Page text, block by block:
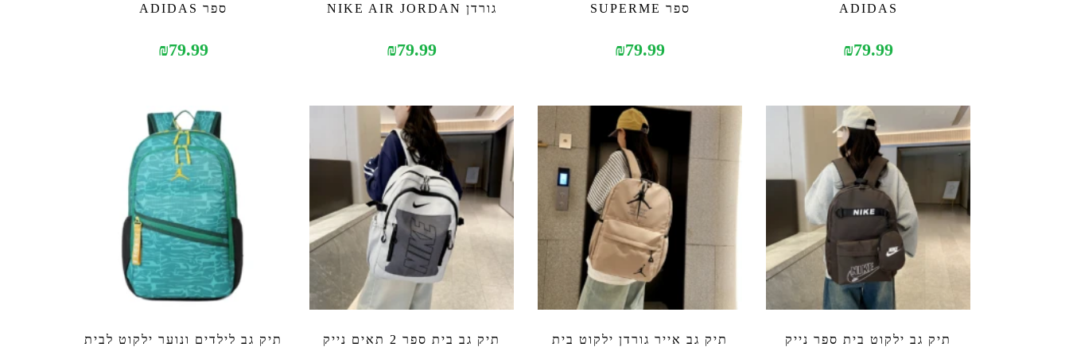
ADIDAS
₪79.99
ספר SUPERME
₪79.99
גורדן NIKE AIR JORDAN
₪79.99
ספר ADIDAS
₪79.99
תיק גב ילקוט בית ספר נייק
תיק גב אייר גורדן ילקוט בית
תיק גב בית ספר 2 תאים נייק
תיק גב לילדים ונוער ילקוט לבית